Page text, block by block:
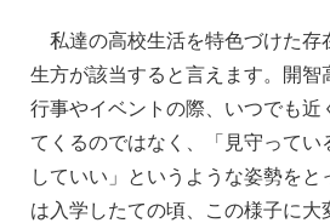
私達の高校生活を特色づけた存
生方が該当すると言えます。開智
行事やイベントの際、いつでも近
てくるのではなく、「見守ってい
していい」というような姿勢を
は入学したての頃、この様子に大